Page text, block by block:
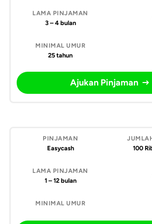
3 – 4 bulan
25 tahun
Ajukan Pinjaman
Easycash 100
1 – 12 bulan